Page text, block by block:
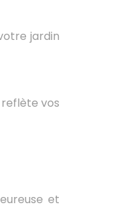
jardin
reflète vos
et